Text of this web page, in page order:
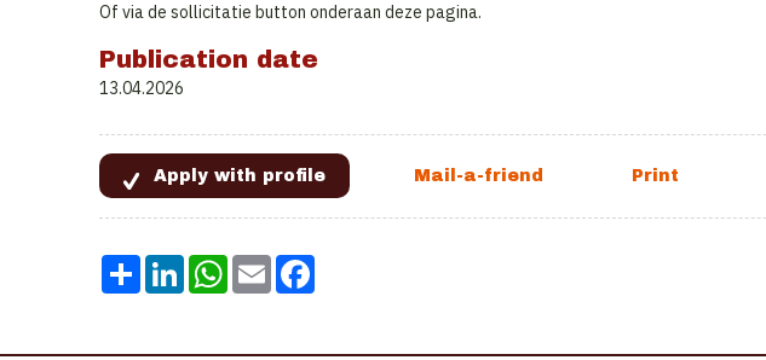
Of via de sollicitatie button onderaan deze pagina.
Publication date
13.04.2026
Share LinkedInWhatsApp
Email